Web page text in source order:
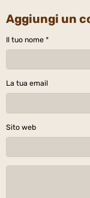
Aggiungi un
Il tuo nome
La tua email
Sito web